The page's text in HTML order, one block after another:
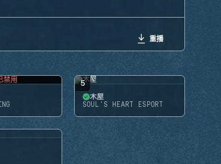
重播
禁用 5
木屋
SOUL'S HEART ESPORT